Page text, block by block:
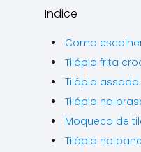
Indice
Como
Tilápia frita
Tilápia
Tilápia na
Moqueca de
Tilápia na